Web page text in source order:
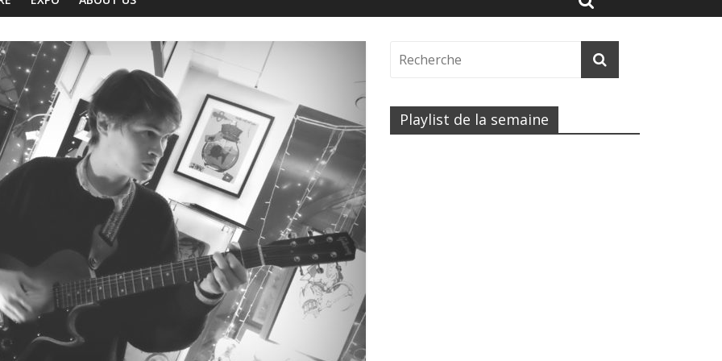
Playlist de la semaine